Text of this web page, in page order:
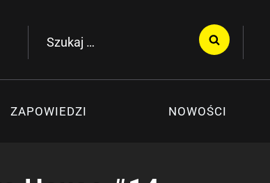
Szukaj:
ZAPOWIEDZI NOWOŚCI